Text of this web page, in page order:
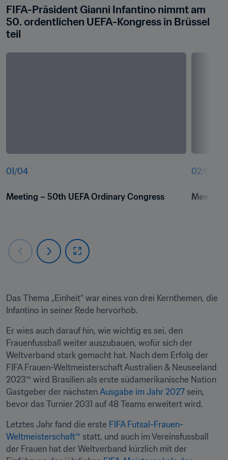
FIFA-Präsident Gianni Infantino nimmt am
50. ordentlichen UEFA-Kongress in Brüssel
teil
01 /04
Meeting – 50th UEFA Ordinary Congress
02/04
Meeting
Das Thema „Einheit“ war eines von drei Kernthemen, die
Infantino in seiner Rede hervorhob.
Er wies auch darauf hin, wie wichtig es sei, den
Frauenfussball weiter auszubauen, wofür sich der
Weltverband stark gemacht hat. Nach dem Erfolg der
FIFA Frauen-Weltmeisterschaft Australien & Neuseeland
2023™ wird Brasilien als erste südamerikanische Nation
Gastgeber der nächsten Ausgabe im Jahr 2027 sein,
bevor das Turnier 2031 auf 48 Teams erweitert wird.
Letztes Jahr fand die erste FIFA Futsal-Frauen-
Weltmeisterschaft™ statt, und auch im Vereinsfussball
der Frauen hat der Weltverband kürzlich mit der